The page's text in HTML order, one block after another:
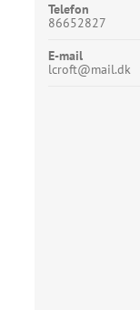
Telefon
86652827
E-mail
lcroft@mail.dk